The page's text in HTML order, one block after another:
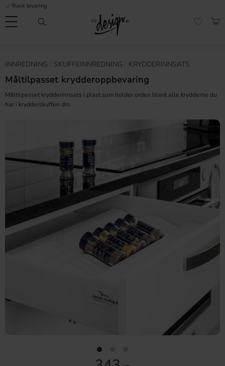
Meny
Rask levering
INNREDNING SKUFFEINNREDNING KRYDDERINNSATS
Måltilpasset krydderoppbevaring
Måltilpasset krydderinnsats i plast som holder orden blant alle krydderne du
har i krydderskuffen din.
Vanlige spørsmål
Inspirasjon og tips
mine |
It's
Design